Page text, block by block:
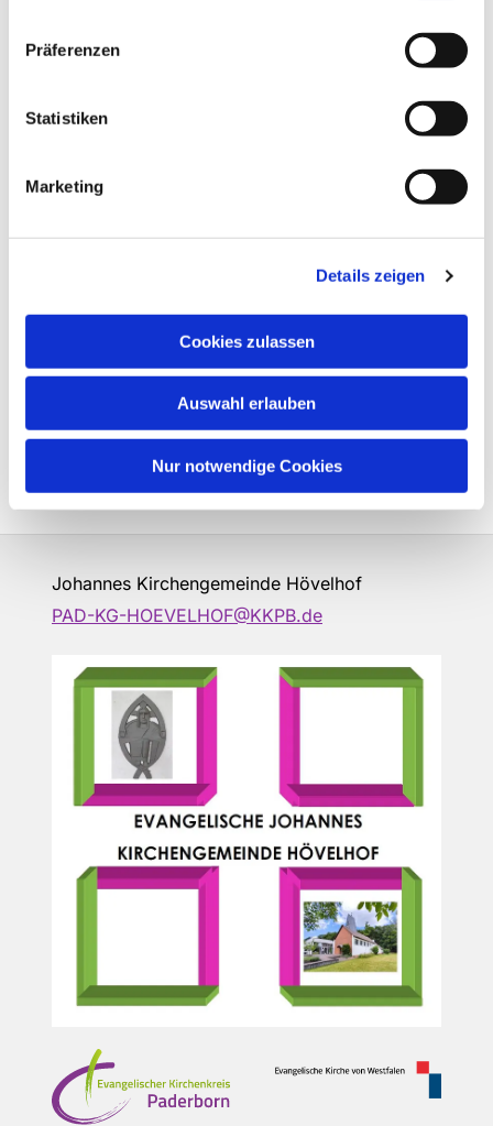
Präferenzen
Statistiken
Marketing
Details zeigen
Cookies zulassen
Auswahl erlauben
Nur notwendige Cookies
Johannes Kirchengemeinde Hövelhof
PAD-KG-HOEVELHOF@KKPB.de